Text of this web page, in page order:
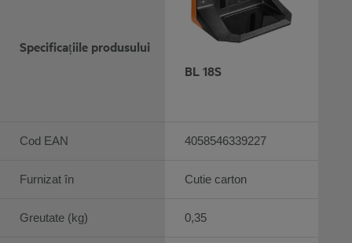
Specificațiile produsului
Cod EAN
Furnizat în
Greutate (kg)
BL 18S
4058546339227
Cutie carton
0,35